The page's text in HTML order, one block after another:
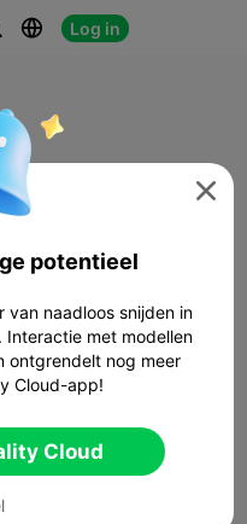
 Log in

potentieel
van naadloos snijden in
met modellen
ontgrendelt nog meer
Cloud-app!
Cloud